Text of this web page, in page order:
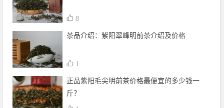
8
茶品介绍：紫阳翠峰明前茶介绍及价格
1
正品紫阳毛尖明前茶价格最便宜的多少钱一
斤？